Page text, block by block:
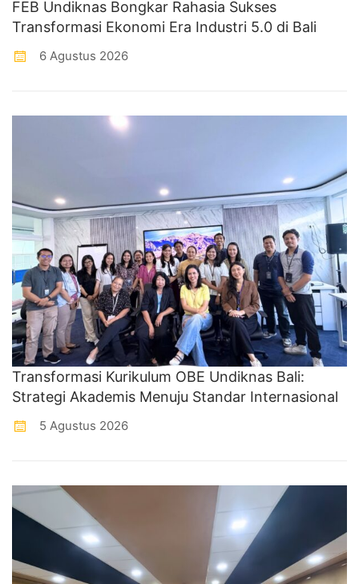
FEB Undiknas Bongkar Rahasia Sukses
Transformasi Ekonomi Era Industri 5.0 di Bali
6 Agustus 2026
Transformasi Kurikulum OBE Undiknas Bali:
Strategi Akademis Menuju Standar Internasional
5 Agustus 2026